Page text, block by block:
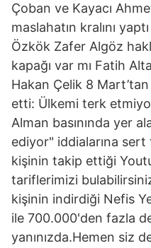
Çoban ve Kayacı
maslahatın kralını
Özkök Zafer Algöz
kapağı var mı Fatih
Hakan Çelik 8
etti: Ülkemi terk
Alman basınında yer
ediyor" iddialarına
kişinin takip ettiği
tariflerimizi
kişinin indirdiği Nefis
ile 700.000'den fazla
yanınızda.Hemen siz